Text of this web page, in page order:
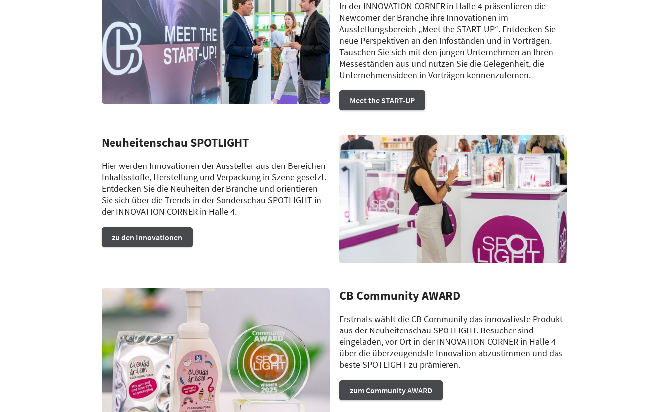
In der INNOVATION CORNER in Halle 4 präsentieren die
Newcomer der Branche ihre Innovationen im
Ausstellungsbereich „Meet the START-UP“. Entdecken Sie
neue Perspektiven an den Infoständen und in Vorträgen.
Tauschen Sie sich mit den jungen Unternehmen an Ihren
Messeständen aus und nutzen Sie die Gelegenheit, die
Unternehmensideen in Vorträgen kennenzulernen.
Meet the START-UP
Neuheitenschau SPOTLIGHT
Hier werden Innovationen der Aussteller aus den Bereichen
Inhaltsstoffe, Herstellung und Verpackung in Szene gesetzt.
Entdecken Sie die Neuheiten der Branche und orientieren
Sie sich über die Trends in der Sonderschau SPOTLIGHT in
der INNOVATION CORNER in Halle 4.
zu den Innovationen
CB Community AWARD
Erstmals wählt die CB Community das innovativste Produkt
aus der Neuheitenschau SPOTLIGHT. Besucher sind
eingeladen, vor Ort in der INNOVATION CORNER in Halle 4
über die überzeugendste Innovation abzustimmen und das
beste SPOTLIGHT zu prämieren.
zum Community AWARD